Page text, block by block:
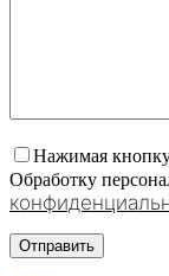
Нажимая
Обработку